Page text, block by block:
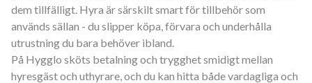
dem tillfälligt. Hyra är särskilt smart för tillbehör som
används sällan - du slipper köpa, förvara och underhålla
utrustning du bara behöver ibland.
På Hygglo sköts betalning och trygghet smidigt mellan
hyresgäst och uthyrare, och du kan hitta både vardagliga och